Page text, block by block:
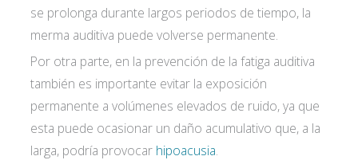
se prolonga durante largos periodos de tiempo, la
merma auditiva puede volverse permanente.
Por otra parte, en la prevención de la fatiga auditiva
también es importante evitar la exposición
permanente a volúmenes elevados de ruido, ya que
esta puede ocasionar un daño acumulativo que, a la
larga, podría provocar hipoacusia.